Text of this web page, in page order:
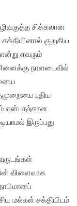
சிக்கலான
குறுகிய
எவரும்
நாளடைவில்
புதிய
என்பதற்கான
இருப்பது
வருடங்கள்
விளைவாக
மக்கள் சக்தியிடம்